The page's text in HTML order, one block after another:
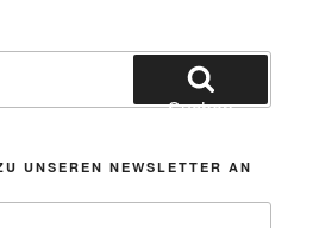
Suchen
UNSEREN NEWSLETTER AN